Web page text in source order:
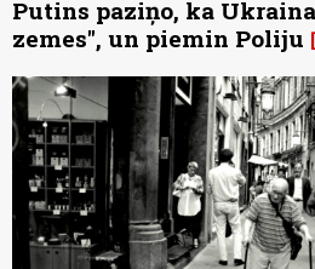
Putins paziņo, ka
zemes", un piemin Poliju